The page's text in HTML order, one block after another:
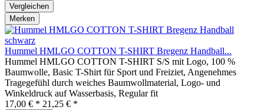
Vergleichen
Merken
Hummel HMLGO COTTON T-SHIRT Bregenz Handball...
Hummel HMLGO COTTON T-SHIRT S/S mit Logo, 100 %
Baumwolle, Basic T-Shirt für Sport und Freiziet, Angenehmes
Tragegefühl durch weiches Baumwollmaterial, Logo- und
Winkeldruck auf Wasserbasis, Regular fit
17,00 € * 21,25 € *